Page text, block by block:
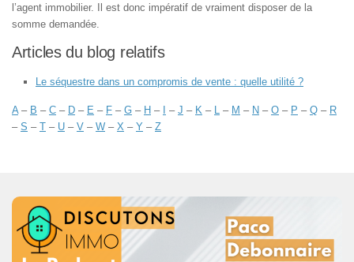
l’agent immobilier. Il est donc impératif de vraiment disposer de la
somme demandée.
Articles du blog relatifs
Le séquestre dans un compromis de vente : quelle utilité ?
A – B – C – D – E – F – G – H – – J – K – – M – N – O – P – Q – R
– S – T – U – V – W – X – Y – Z